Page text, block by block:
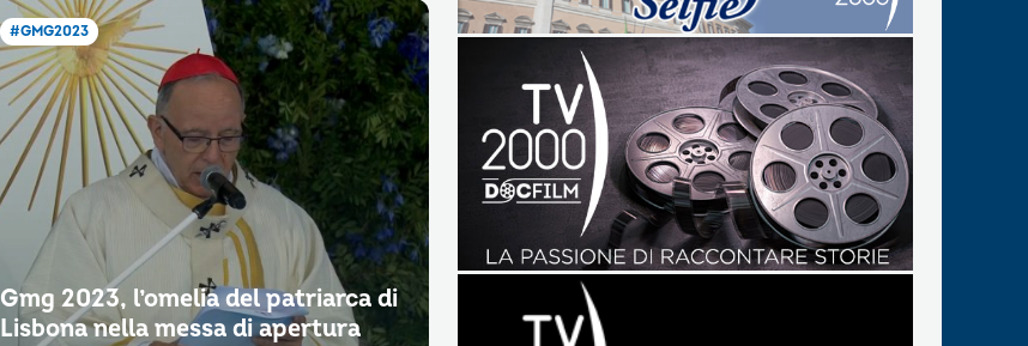
#GMG2023
Gmg 2023, l’omelia del patriarca di
Lisbona nella messa di apertura